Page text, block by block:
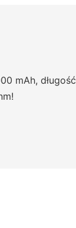
mAh, długość